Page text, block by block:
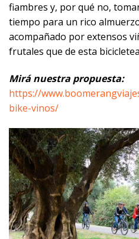
fiambres y, por qué no,
tiempo para un rico
acompañado por extensos
frutales que de esta
Mirá nuestra propuesta:
https://
bike-vinos/